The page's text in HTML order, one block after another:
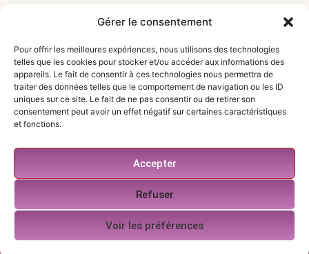
Gérer le consentement
Pour offrir les meilleures expériences, nous utilisons des technologies
telles que les cookies pour stocker et/ou accéder aux informations des
appareils. Le fait de consentir à ces technologies nous permettra de
traiter des données telles que le comportement de navigation ou les ID
uniques sur ce site. Le fait de ne pas consentir ou de retirer son
consentement peut avoir un effet négatif sur certaines caractéristiques
et fonctions.
Accepter
Refuser
Voir les préférences
légales détaillées
Caution parentale et assurance étudiant :
responsabilités partagées
A PROPOS
Qui sommes-nous ?
Contact
Mon compte
Mentions légales|Politique de confidentialité|
Copyright © 2026 www.assurance-etudiant-
habitation.fr